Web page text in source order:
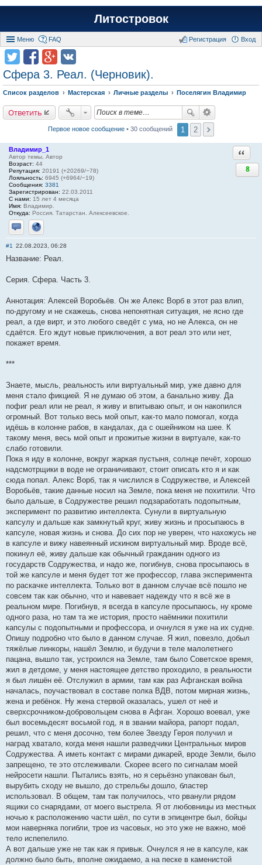
Литостровок
Меню FAQ Вход
Регистрация
Сфера 3. Реал. (Черновик).
Список разделов Мастерская Личные разделы Поселягин Владимир
Ответить
Первое новое сообщение • 30 сообщений 1 2
Владимир_1
Автор темы, Автор
Возраст: 44
Репутация: 20191 (+20269/−78)
Лояльность: 6945 (+6964/−19)
Сообщения: 3381
Зарегистрирован: 22.03.2011
С нами: 15 лет 4 месяца
Имя: Владимир.
Откуда: Россия. Татарстан. Алексеевское.
Отправить личное сообщение
Сайт
8
#1 22.08.2023, 06:28
Название: Реал.
Серия. Сфера. Часть 3.
Аннотация: Алексей Воробьёв. Он же Алекс Ворб в этот раз влип,
по-другому и не скажешь, снова непонятная ситуация, не ясно где
реал, а где вирт, и это любого сведёт с ума, но не Алекса, он не
сдаётся. Его ждут новые приключения, а вот реал это или нет,
покажет время.
***
Знаете, мысль, реальность или виртуальный мир, уже давно для
меня стало фикцией. Я не думаю об этом, а банально живу. Да
пофиг реал или не реал, я живу и впитываю опыт, и он накопился
огромный. Вот только весь мой опыт, как-то мало помогал, когда
идёшь в колонне рабов, в кандалах, да с ошейником на шее. К
такому меня, весь мой опыт и прожитые жизни в виртуале, как-то
слабо готовили.
Пока я иду в колонне, вокруг жаркая пустыня, солнце печёт, хорошо
надсмотрщики в воде не ограничивают, стоит описать кто я и как
сюда попал. Алекс Ворб, так я числился в Содружестве, и Алексей
Воробьёв, такие данные носил на Земле, пока меня не похитили. Что
было дальше, в Содружестве решил подзаработать подопытным,
эксперимент по развитию интеллекта. Сунули в виртуальную
капсулу и дальше как замкнутый круг, живу жизнь и просыпаюсь в
капсуле, новая жизнь и снова. До сих пор не уверен, что нахожусь не
в капсуле и вижу навеянный искином виртуальный мир. Вроде всё,
покинул её, живу дальше как обычный гражданин одного из
государств Содружества, и надо же, погибнув, снова просыпаюсь в
той же капсуле и меня будет тот же профессор, глава эксперимента
по раскачке интеллекта. Только вот в данном случае всё пошло не
совсем так как обычно, что и навевает надежду что я всё же в
реальном мире. Погибнув, я всегда в капсуле просыпаюсь, ну кроме
одного раза, но там та же история, просто наёмники похитили
капсулы с подопытными и профессора, и очнулся я уже на их судне.
Опишу подробно что было в данном случае. Я жил, повезло, добыл
тяжёлые линкоры, нашёл Землю, и будучи в теле малолетнего
пацана, вышло так, устроился на Земле, там было Советское время,
жил в детдоме, у меня настоящее детство проходило, в реальности
я был лишён её. Отслужил в армии, там как раз Афганская война
началась, поучаствовал в составе полка ВДВ, потом мирная жизнь,
жена и ребёнок. Ну жена стервой оказалась, ушел от неё и
сверхсрочником-добровольцем снова в Афган. Хорошо воевал, уже
был восемьдесят восьмой год, я в звании майора, рапорт подал,
решил, что с меня досочно, тем более Звезду Героя получил и
наград хватало, когда меня нашли разведчики Центральных миров
Содружества. А иметь контакт с мирами дикарей, вроде Земли, было
запрещено, те это отслеживали. Скорее всего по сигналам моей
нейросети нашли. Пытались взять, но я серьёзно упакован был,
вырубить сходу не вышло, до стрельбы дошло, бластер
использовал. В общем, там так получилось, что рванули рядом
ящики со снарядами, от моего выстрела. Я от любовницы из местных
ночью к расположению части шёл, по сути в эпицентре был, бойцы
мои наверняка погибли, трое из часовых, но это уже не важно, моё
тело испепелило.
А вот дальше уже не так как я привык. Очнулся я не в капсуле, как
должно было быть, вполне ожидаемо, а на песке в каменистой